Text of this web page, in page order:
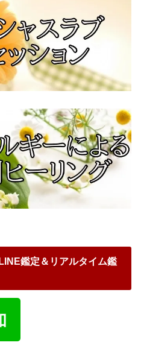
鑑定＆リアルタイム鑑